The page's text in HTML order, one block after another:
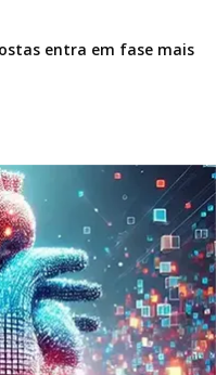
entra em fase mais